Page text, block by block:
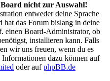
Board nicht zur Auswahl!
entweder deine Sprache
hat das Forum bislang in deine
einen Board-Administrator, ob
installieren kann. Falls
wir uns freuen, wenn du es
dazu können auf
oder aufphpBB.de